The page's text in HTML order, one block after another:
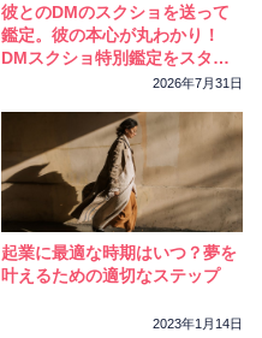
彼とのDMのスクショを送って
鑑定。彼の本心が丸わかり！
DMスクショ特別鑑定をスター
2026年7月31日
起業に最適な時期はいつ？夢を
叶えるための適切なステップ
2023年1月14日